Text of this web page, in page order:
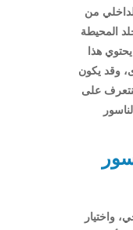
من
المحيطة
هذا
وقد يكون
على
واختيار